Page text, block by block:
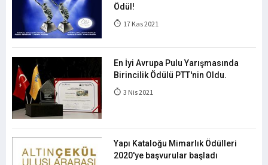
Ödül!
17 Kas 2021
En İyi Avrupa Pulu Yarışmasında
Birincilik Ödülü PTT'nin Oldu.
3 Nis 2021
Yapı Kataloğu Mimarlık Ödülleri
2020'ye başvurular başladı